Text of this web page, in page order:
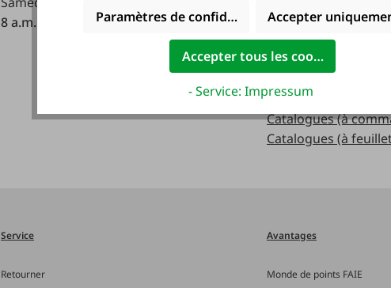
8 a.m. - 12 a.m.
Catalogues (à
Catalogues (à
Service
Retourner
Avantages
Monde de points FAIE
Paramètres de confidentialitéAccepter
Accepter tous les cookies
- Service: Impressum